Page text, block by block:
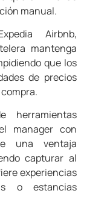
manual.
Airbnb,
mantenga
que los
de precios
herramientas
manager con
una ventaja
capturar al
experiencias
o estancias